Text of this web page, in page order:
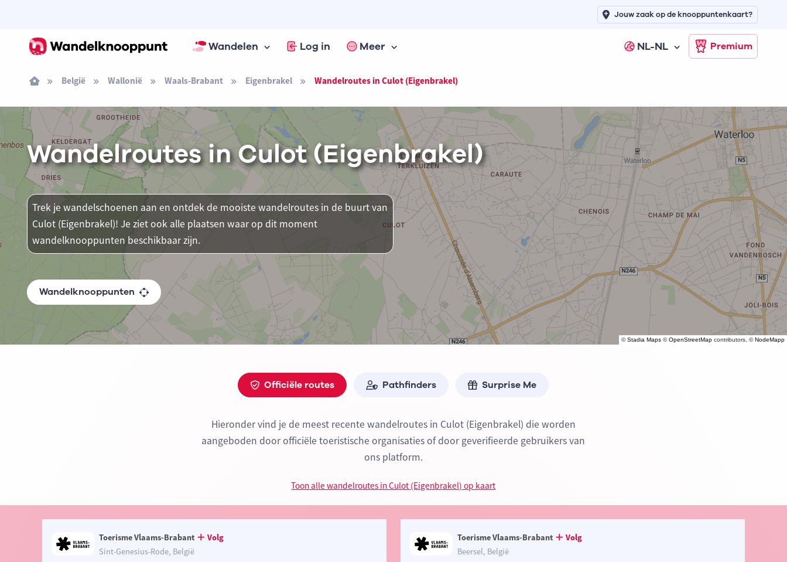
Wandelen Log in Meer NL-NL Premium
Jouw zaak op de knooppuntenkaart?
België Wallonië Waals-Brabant Eigenbrakel Wandelroutes in Culot (Eigenbrakel)
©Stadia Maps ©OpenStreetMap contributors, ©NodeMapp
Wandelroutes in Culot (Eigenbrakel)
Trek je wandelschoenen aan en ontdek de mooiste wandelroutes in de buurt van
Culot (Eigenbrakel)! Je ziet ook alle plaatsen waar op dit moment
wandelknooppunten beschikbaar zijn.
Wandelknooppunten
Officiële routes Pathfinders Surprise Me
Hieronder vind je de meest recente wandelroutes in Culot (Eigenbrakel) die worden
aangeboden door officiële toeristische organisaties of door geverifieerde gebruikers van
ons platform.
Toon alle wandelroutes in Culot (Eigenbrakel) op kaart
Toerisme Vlaams-Brabant
Volg
Sint-Genesius-Rode, België
Toerisme Vlaams-Brabant
Volg
Beersel, België